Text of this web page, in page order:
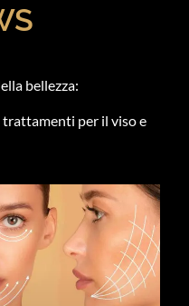
bellezza:
per il viso e